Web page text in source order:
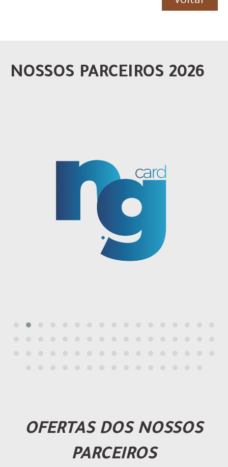
NOSSOS PARCEIROS 2026
OFERTAS DOS NOSSOS
PARCEIROS